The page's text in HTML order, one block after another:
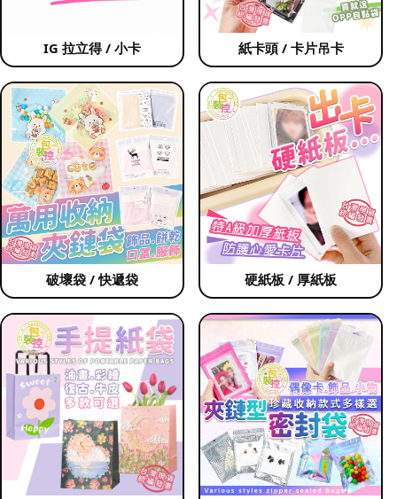
IG 拉立得 / 小卡 紙卡頭 / 卡片吊卡
破壞袋 / 快遞袋 硬紙板 / 厚紙板